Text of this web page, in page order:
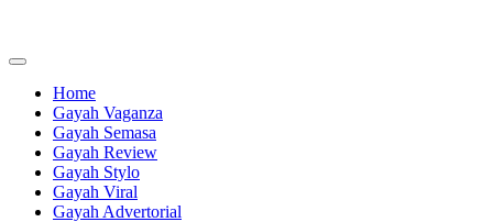
content
Home
Gayah Vaganza
Gayah Semasa
Gayah Review
Gayah Stylo
Gayah Viral
Gayah Advertorial